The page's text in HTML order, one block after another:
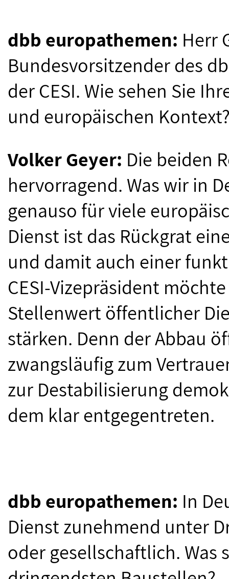
dbb europathemen: Herr
Bundesvorsitzender des
der CESI. Wie sehen Sie
und europäischen
Volker Geyer: Die beiden
hervorragend. Was wir in
genauso für viele
Dienst ist das Rückgrat
und damit auch einer
CESI-Vizepräsident
Stellenwert öffentlicher
stärken. Denn der Abbau
zwangsläufig zum
zur Destabilisierung
dem klar entgegentreten.
dbb europathemen: In
Dienst zunehmend unter
oder gesellschaftlich. Was